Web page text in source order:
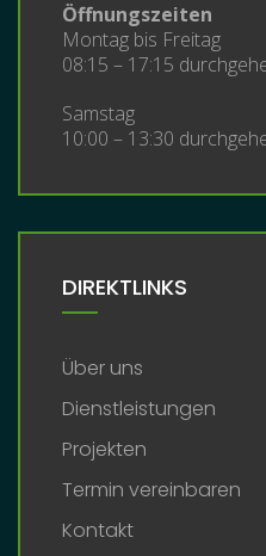
Öffnungszeiten
Montag bis Freitag
08:15 – 17:15
Samstag
10:00 – 13:30
DIREKTLINKS
Über uns
Dienstleistungen
Projekten
Termin vereinbaren
Kontakt